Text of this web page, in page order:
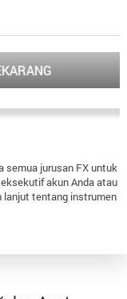
semua jurusan FX untuk
akun Anda atau
lanjut tentang instrumen